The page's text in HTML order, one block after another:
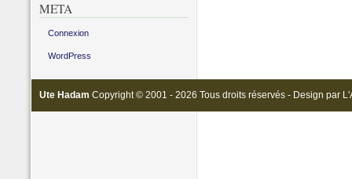
META
Connexion
WordPress
Ute Hadam Copyright © 2001 - 2026 Tous droits réservés - Design par